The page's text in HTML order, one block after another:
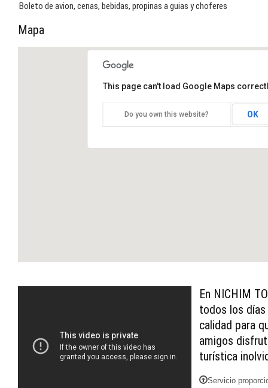
Boleto de avion, cenas, bebidas, propinas a guias y choferes
Mapa
XOCHIMILCO COYOACAN Y
CIUDAD UNIVERSITARIA. Tour de
This page can't load Google Maps
Do you own this website? OK
En NICHIM
todos los
calidad para
amigos
turística
Servicio